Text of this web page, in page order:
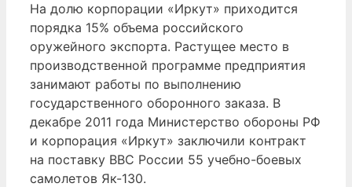
На долю корпорации «Иркут» приходится
порядка 15% объема российского
оружейного экспорта. Растущее место в
производственной программе предприятия
занимают работы по выполнению
государственного оборонного заказа. В
декабре 2011 года Министерство обороны РФ
и корпорация «Иркут» заключили контракт
на поставку ВВС России 55 учебно-боевых
самолетов Як-130.